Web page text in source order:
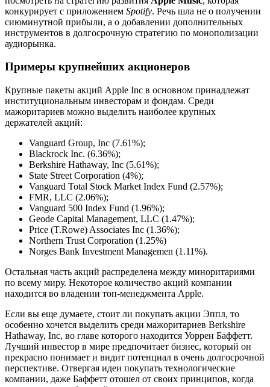
конкурирует с приложением Spotify. Речь шла не о получении
сиюминутной прибыли, а о добавлении дополнительных
инструментов в долгосрочную стратегию по монополизации
аудиорынка.
Примеры крупнейших акционеров
Крупные пакеты акций Apple Inc в основном принадлежат
институциональным инвесторам и фондам. Среди
мажоритариев можно выделить наиболее крупных
держателей акций:
Vanguard Group, Inc (7.61%);
Blackrock Inc. (6.36%);
Berkshire Hathaway, Inc (5.61%);
State Street Corporation (4%);
Vanguard Total Stock Market Index Fund (2.57%);
FMR, LLC (2.06%);
Vanguard 500 Index Fund (1.96%);
Geode Capital Management, LLC (1.47%);
Price (T.Rowe) Associates Inc (1.36%);
Northern Trust Corporation (1.25%)
Norges Bank Investment Managemen (1.11%).
Остальная часть акций распределена между миноритариями
по всему миру. Некоторое количество акций компании
находится во владении топ-менеджмента Apple.
Если вы еще думаете, стоит ли покупать акции Эппл, то
особенно хочется выделить среди мажоритариев Berkshire
Hathaway, Inc, во главе которого находится Уоррен Баффетт.
Лучший инвестор в мире предпочитает бизнес, который он
прекрасно понимает и видит потенциал в очень долгосрочной
перспективе. Отвергая идеи покупать технологические
компании, даже Баффетт отошел от своих принципов, когда